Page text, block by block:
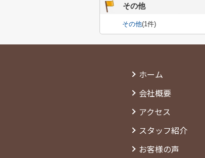
その他
その他(1件)
ホーム
会社概要
アクセス
スタッフ紹介
お客様の声